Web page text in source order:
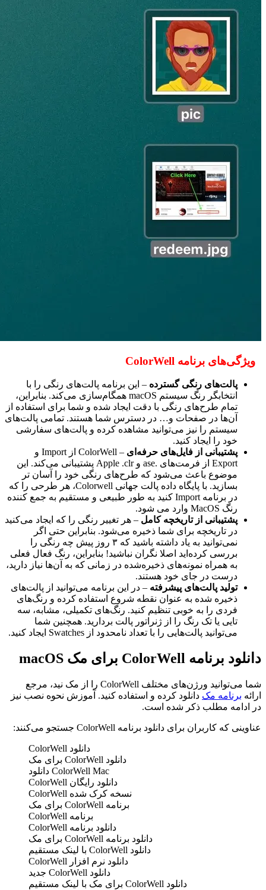
ویژگی‌های برنامه ColorWell
پالت‌های رنگی گسترده – این برنامه پالت‌های رنگی را با
انتخابگر رنگ سیستم macOS همگام‌سازی می‌کند. بنابراین،
تمام طرح‌های رنگی با دقت ایجاد شده و شما برای استفاده از
آن‌ها در صفحات و… در دسترس شما هستند. تمامی پالت‌های
سیستم را نیز می‌توانید مشاهده کرده و پالت‌های سفارشی
خود را ایجاد کنید.
پشتیبانی از فایل‌های حرفه‌ای
– ColorWell از Import و
Export از فرمت‌های .ase و Apple .clr پشتیبانی می‌کند. این
موضوع باعث می‌شود که طرح‌های رنگی خود را آسان تر
بسازید. با پایگاه داده پالت جهانی Colorwell، هر طرحی را که
در برنامه Import کنید به طور طبیعی و مستقیم به جمع کننده
رنگ MacOS وارد می شود.
پشتیبانی از تاریخچه کامل – هر تغییر رنگی را که ایجاد می‌کنید
در تاریخچه برای شما ذخیره می‌شود. بنابراین حتی اگر
نمی‌توانید به یاد داشته باشید که ۳ روز پیش چه رنگی را
بررسی کرده‌اید اصلا نگران نباشید! بنابراین، رنگ فعال فعلی
به همراه نمونه‌های ذخیره‌شده در زمانی که به آن‌ها نیاز دارید،
درست در جای خود هستند.
تولید پالت‌های پیشرفته – در این برنامه می‌توانید از پالت‌های
ذخیره شده به عنوان نقطه شروع استفاده کرده و رنگ‌های
فردی را به خوبی تنظیم کنید. رنگ‌های تکمیلی، مشابه، سه
تایی یا تک رنگ را از ژنراتور پالت بردارید. همچنین شما
می‌توانید پالت‌هایی را با تعداد نامحدود از Swatches ایجاد کنید.
دانلود برنامه ColorWell برای مک macOS
شما می‌توانید ورژن‌های مختلف ColorWell را از مک نید، مرجع
ارائه برنامه مک دانلود کرده و استفاده کنید. آموزش نحوه نصب نیز
در ادامه مطلب ذکر شده است.
عناوینی که کاربران برای دانلود برنامه ColorWell جستجو می‌کنند:
دانلود ColorWell
دانلود ColorWell برای مک
ColorWell Mac دانلود
دانلود رایگان ColorWell
نسخه کرک شده ColorWell
برنامه ColorWell برای مک
برنامه ColorWell
دانلود برنامه ColorWell
دانلود برنامه ColorWell برای مک
دانلود ColorWell با لينک مستقیم
دانلود نرم افزار ColorWell
دانلود ColorWell جدید
دانلود ColorWell برای مک با لینک مستقیم